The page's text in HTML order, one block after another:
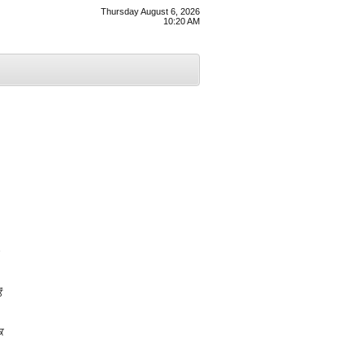
Thursday August 6, 2026
10:20 AM